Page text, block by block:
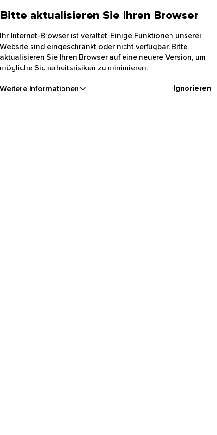
Bitte aktualisieren Sie Ihren Browser
Ihr Internet-Browser ist veraltet. Einige Funktionen unserer
Website sind eingeschränkt oder nicht verfügbar. Bitte
aktualisieren Sie Ihren Browser auf eine neuere Version, um
mögliche Sicherheitsrisiken zu minimieren.
Weitere Informationen Ignorieren